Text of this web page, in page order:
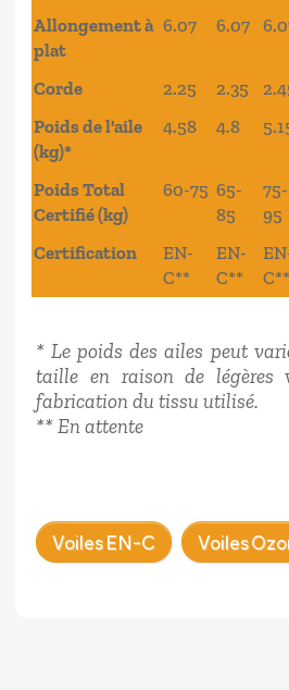
Allongement à
plat
6.07 6.07
Corde 2.25 2.35
Poids de l'aile
(kg)*
4.58 4.8
Poids Total
Certifié (kg)
60-75 65-
85
75-
95
Certification
EN-
C**
EN-
C**
C**
* Le poids des ailes peut
taille en raison de légères
fabrication du tissu utilisé.
** En attente
Voiles EN-C Voiles